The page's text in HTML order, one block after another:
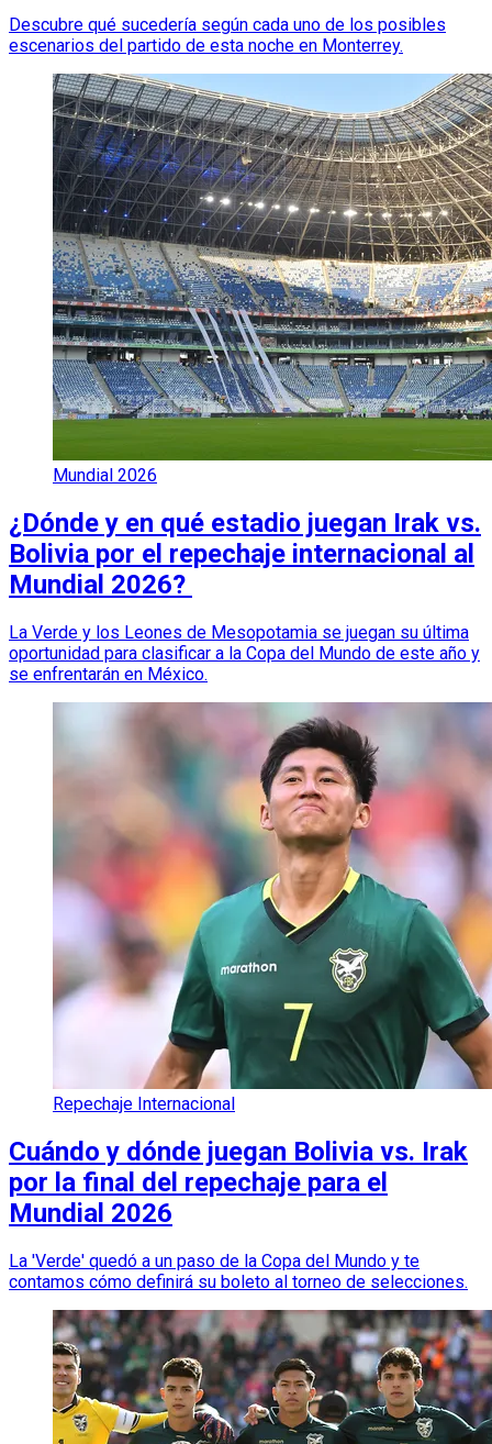
Descubre qué sucedería según cada uno de los posibles
escenarios del partido de esta noche en Monterrey.
Mundial 2026
¿Dónde y en qué estadio juegan Irak vs.
Bolivia por el repechaje internacional al
Mundial 2026?
La Verde y los Leones de Mesopotamia se juegan su última
oportunidad para clasificar a la Copa del Mundo de este año y
se enfrentarán en México.
Repechaje Internacional
Cuándo y dónde juegan Bolivia vs. Irak
por la final del repechaje para el
Mundial 2026
La 'Verde' quedó a un paso de la Copa del Mundo y te
contamos cómo definirá su boleto al torneo de selecciones.